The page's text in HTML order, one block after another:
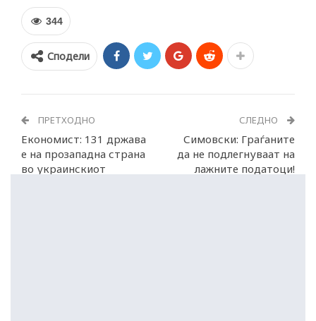
344
Сподели
ПРЕТХОДНО
Економист: 131 држава
е на прозападна страна
во украинскиот
СЛЕДНО
Симовски: Граѓаните
да не подлегнуваат на
лажните податоци!